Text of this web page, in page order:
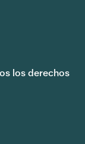
los derechos